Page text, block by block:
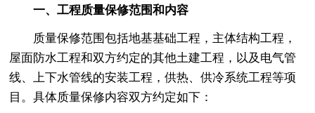
一、工程质量保修范围和内容
质量保修范围包括地基基础工程，主体结构工程，
屋面防水工程和双方约定的其他土建工程，以及电气管
线、上下水管线的安装工程，供热、供冷系统工程等项
目。具体质量保修内容双方约定如下：